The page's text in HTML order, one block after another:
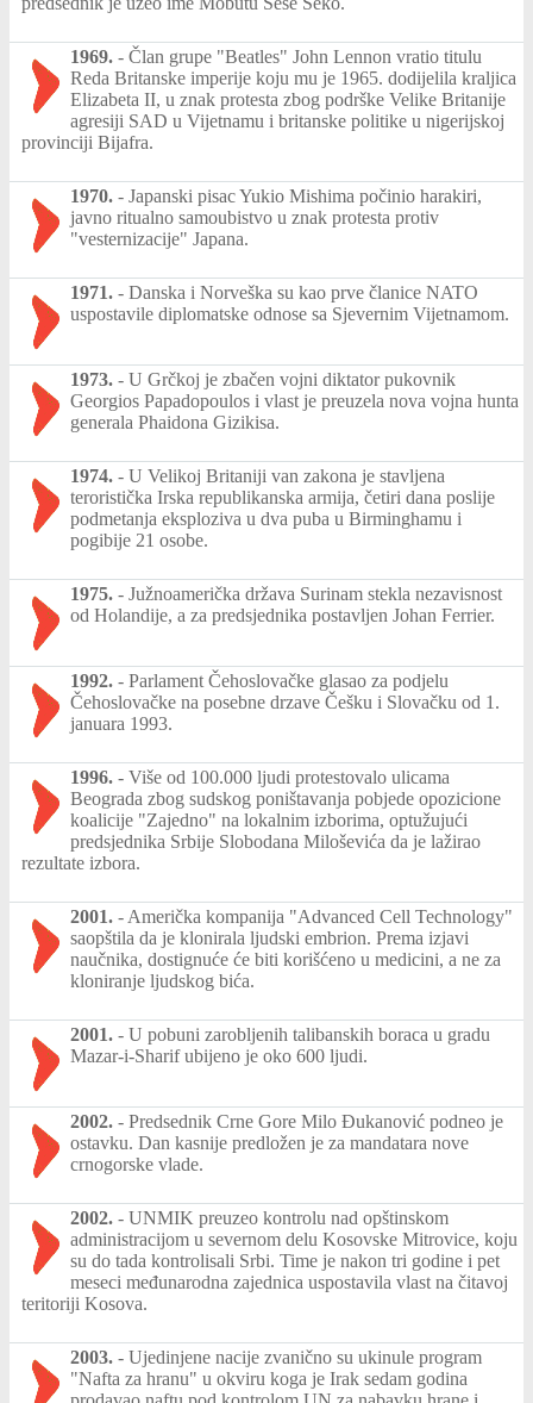
1969. - Član grupe "Beatles" John Lennon vratio titulu
Reda Britanske imperije koju mu je 1965. dodijelila kraljica
Elizabeta II, u znak protesta zbog podrške Velike Britanije
agresiji SAD u Vijetnamu i britanske politike u nigerijskoj
provinciji Bijafra.
1970. - Japanski pisac Yukio Mishima počinio harakiri,
javno ritualno samoubistvo u znak protesta protiv
"vesternizacije" Japana.
1971. - Danska i Norveška su kao prve članice NATO
uspostavile diplomatske odnose sa Sjevernim Vijetnamom.
1973. - U Grčkoj je zbačen vojni diktator pukovnik
Georgios Papadopoulos i vlast je preuzela nova vojna hunta
generala Phaidona Gizikisa.
1974. - U Velikoj Britaniji van zakona je stavljena
teroristička Irska republikanska armija, četiri dana poslije
podmetanja eksploziva u dva puba u Birminghamu i
pogibije 21 osobe.
1975. - Južnoamerička država Surinam stekla nezavisnost
od Holandije, a za predsjednika postavljen Johan Ferrier.
1992. - Parlament Čehoslovačke glasao za podjelu
Čehoslovačke na posebne drzave Češku i Slovačku od 1.
januara 1993.
1996. - Više od 100.000 ljudi protestovalo ulicama
Beograda zbog sudskog poništavanja pobjede opozicione
koalicije "Zajedno" na lokalnim izborima, optužujući
predsjednika Srbije Slobodana Miloševića da je lažirao
rezultate izbora.
2001. - Američka kompanija "Advanced Cell Technology"
saopštila da je klonirala ljudski embrion. Prema izjavi
naučnika, dostignuće će biti korišćeno u medicini, a ne za
kloniranje ljudskog bića.
2001. - U pobuni zarobljenih talibanskih boraca u gradu
Mazar-i-Sharif ubijeno je oko 600 ljudi.
2002. - Predsednik Crne Gore Milo Đukanović podneo je
ostavku. Dan kasnije predložen je za mandatara nove
crnogorske vlade.
2002. - UNMIK preuzeo kontrolu nad opštinskom
administracijom u severnom delu Kosovske Mitrovice, koju
su do tada kontrolisali Srbi. Time je nakon tri godine i pet
meseci međunarodna zajednica uspostavila vlast na čitavoj
teritoriji Kosova.
2003. - Ujedinjene nacije zvanično su ukinule program
"Nafta za hranu" u okviru koga je Irak sedam godina